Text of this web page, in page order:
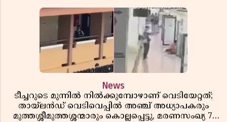
News
ടീച്ചറുടെ മുന്നിൽ നിൽക്കുമ്പോഴാണ് വെടിയേറ്റത്;
തായ്‌ലൻഡ് വെടിവെപ്പിൽ അഞ്ച് അധ്യാപകരും
മുത്തശ്ശീമുത്തശ്ശന്മാരും കൊല്ലപ്പെട്ടു, മരണസംഖ്യ 7;